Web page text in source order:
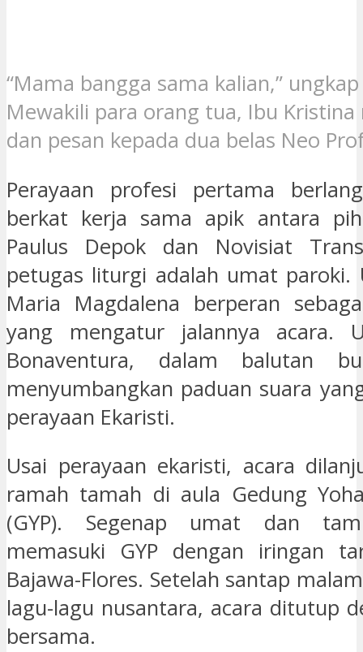
“Mama bangga sama kalian,”
Mewakili para orang tua, Ibu
dan pesan kepada dua belas Neo
Perayaan profesi pertama
berkat kerja sama apik antara
Paulus Depok dan Novisiat
petugas liturgi adalah umat paroki.
Maria Magdalena berperan
yang mengatur jalannya acara.
Bonaventura, dalam balutan
menyumbangkan paduan suara
perayaan Ekaristi.
Usai perayaan ekaristi, acara
ramah tamah di aula Gedung
(GYP). Segenap umat dan
memasuki GYP dengan iringan
Bajawa-Flores. Setelah santap
lagu-lagu nusantara, acara ditutup
bersama.